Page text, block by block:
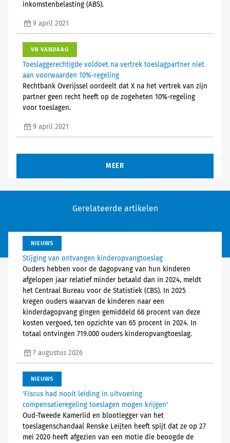
inkomstenbelasting (ABS).
9 april 2021
VN VANDAAG
Toeslaggerechtigde voldoet na vertrek toeslagpartner niet
aan voorwaarden 10%-regeling
Rechtbank Overijssel oordeelt dat X na het vertrek van zijn
partner geen recht heeft op de zogeheten 10%-regeling
voor toeslagen.
9 april 2021
MEER
Gerelateerde artikelen
NIEUWS
Stijging van ontvangen kinderopvangtoeslag
Ouders hebben voor de dagopvang van hun kinderen
afgelopen jaar relatief minder betaald dan in 2024, meldt
het Centraal Bureau voor de Statistiek (CBS). In 2025
kregen ouders waarvan de kinderen naar een
kinderdagopvang gingen gemiddeld 68 procent van deze
kosten vergoed, ten opzichte van 65 procent in 2024. In
totaal ontvingen 719.000 ouders kinderopvangtoeslag.
7 augustus 2026
NIEUWS
'Fiscus had nooit leiding in uitvoering
compensatieregeling toeslagen mogen krijgen'
Oud-Tweede Kamerlid en blootlegger van het
toeslagenschandaal Renske Leijten heeft spijt dat ze op 27
mei 2020 heeft afgezien van een motie die beoogde de